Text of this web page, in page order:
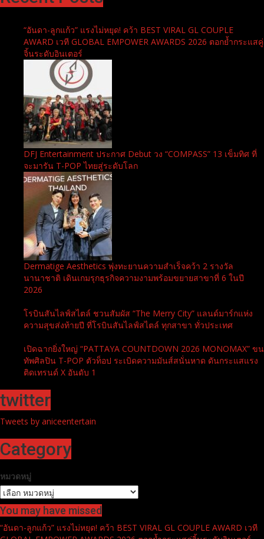
“อันดา-ลูกแก้ว” แรงไม่หยุด! คว้า BEST VIRAL GL COUPLE
AWARD เวที GLOBAL EMPOWER AWARDS 2026 ตอกย้ำกระแสคู่
จิ้นระดับอินเตอร์
DFJ Entertainment ประกาศ Debut วง “COMPASS” 13 เข็มทิศ ที่
จะมารัน T-POP ไทยสู่ระดับโลก
Dermatige Aesthetics พุ่งทะยานความสำเร็จคว้า 2 รางวัล
นานาชาติ เดินเกมรุกธุรกิจความงามพร้อมขยายสาขาที่ 6 ในปี
2026
โรบินสันไลฟ์สไตล์ ชวนสัมผัส “The Merry City” แลนด์มาร์กแห่ง
ความสุขส่งท้ายปี ที่โรบินสันไลฟ์สไตล์ ทุกสาขา ทั่วประเทศ
เปิดฉากยิ่งใหญ่ “PATTAYA COUNTDOWN 2026 MONOMAX” ขน
ทัพศิลปิน T-POP ตัวท็อป ระเบิดความมันส์สนั่นหาด ดันกระแสแรง
ติดเทรนด์ X อันดับ 1
twitter
Tweets by aniceentertain
Category